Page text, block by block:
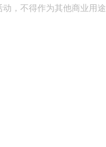
，不得作为其他商业用